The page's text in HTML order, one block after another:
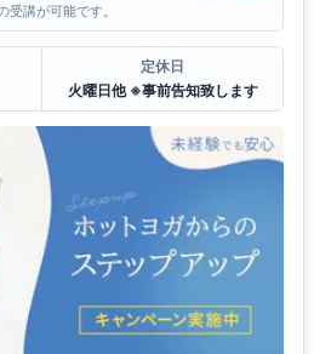
講が可能です。
定休日
火曜日他 ※事前告知致します